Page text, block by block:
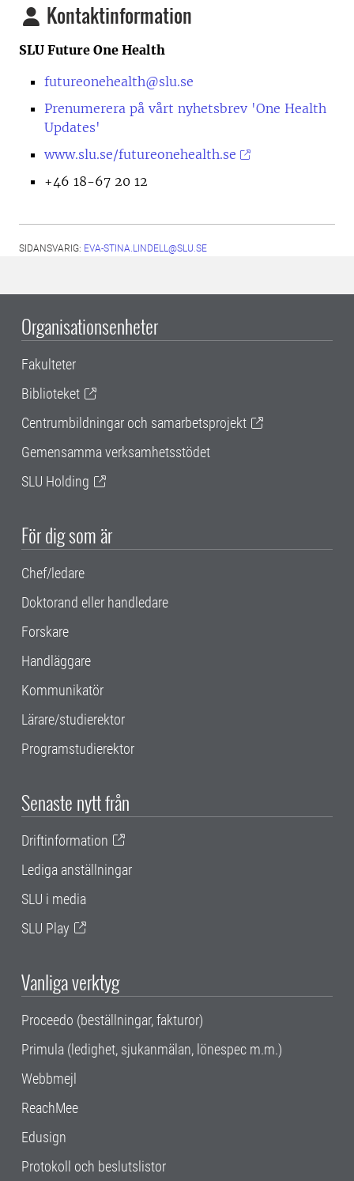
Kontaktinformation
SLU Future One Health
futureonehealth@slu.se
Prenumerera på vårt nyhetsbrev 'One Health
Updates'
www.slu.se/futureonehealth.se
+46 18-67 20 12
SIDANSVARIG: EVA-STINA.LINDELL@SLU.SE
Organisationsenheter
Fakulteter
Biblioteket
Centrumbildningar och samarbetsprojekt
Gemensamma verksamhetsstödet
SLU Holding
För dig som är
Chef/ledare
Doktorand eller handledare
Forskare
Handläggare
Kommunikatör
Lärare/studierektor
Programstudierektor
Senaste nytt från
Driftinformation
Lediga anställningar
SLU i media
SLU Play
Vanliga verktyg
Proceedo (beställningar, fakturor)
Primula (ledighet, sjukanmälan, lönespec m.m.)
Webbmejl
ReachMee
Edusign
Protokoll och beslutslistor